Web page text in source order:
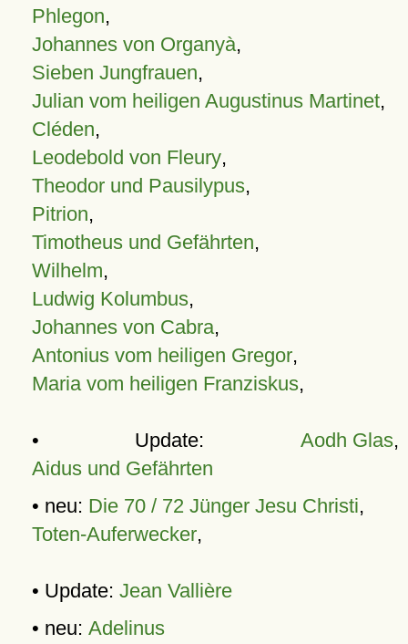
Phlegon,
Johannes von Organyà,
Sieben Jungfrauen,
Julian vom heiligen Augustinus Martinet,
Cléden,
Leodebold von Fleury,
Theodor und Pausilypus,
Pitrion,
Timotheus und Gefährten,
Wilhelm,
Ludwig Kolumbus,
Johannes von Cabra,
Antonius vom heiligen Gregor,
Maria vom heiligen Franziskus,
• Update: Aodh Glas,
Aidus und Gefährten
• neu: Die 70 / 72 Jünger Jesu Christi,
Toten-Auferwecker,
• Update: Jean Vallière
• neu: Adelinus